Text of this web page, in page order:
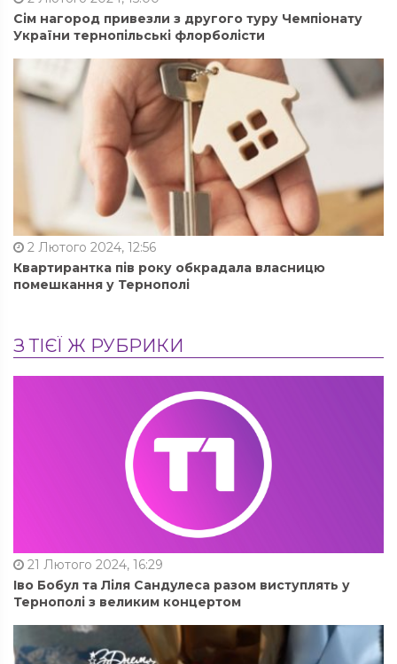
Сім нагород привезли з другого туру Чемпіонату
України тернопільські флорболісти
2 Лютого 2024, 12:56
Квартирантка пів року обкрадала власницю
помешкання у Тернополі
З ТІЄЇ Ж РУБРИКИ
21 Лютого 2024, 16:29
Іво Бобул та Ліля Сандулеса разом виступлять у
Тернополі з великим концертом